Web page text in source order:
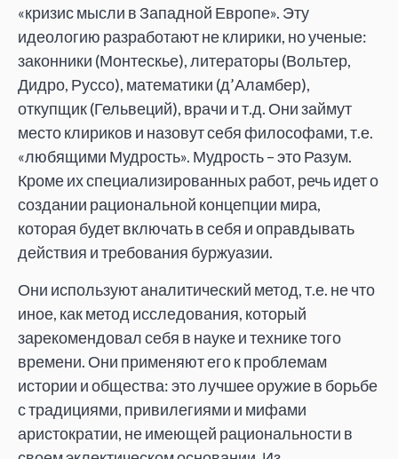
«кризис мысли в Западной Европе». Эту
идеологию разработают не клирики, но ученые:
законники (Монтескье), литераторы (Вольтер,
Дидро, Руссо), математики (д’Аламбер),
откупщик (Гельвеций), врачи и т.д. Они займут
место клириков и назовут себя философами, т.е.
«любящими Мудрость». Мудрость – это Разум.
Кроме их специализированных работ, речь идет о
создании рациональной концепции мира,
которая будет включать в себя и оправдывать
действия и требования буржуазии.
Они используют аналитический метод, т.е. не что
иное, как метод исследования, который
зарекомендовал себя в науке и технике того
времени. Они применяют его к проблемам
истории и общества: это лучшее оружие в борьбе
с традициями, привилегиями и мифами
аристократии, не имеющей рациональности в